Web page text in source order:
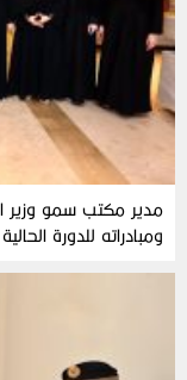
مدير مكتب سمو
ومبادراته للدورة الحالية